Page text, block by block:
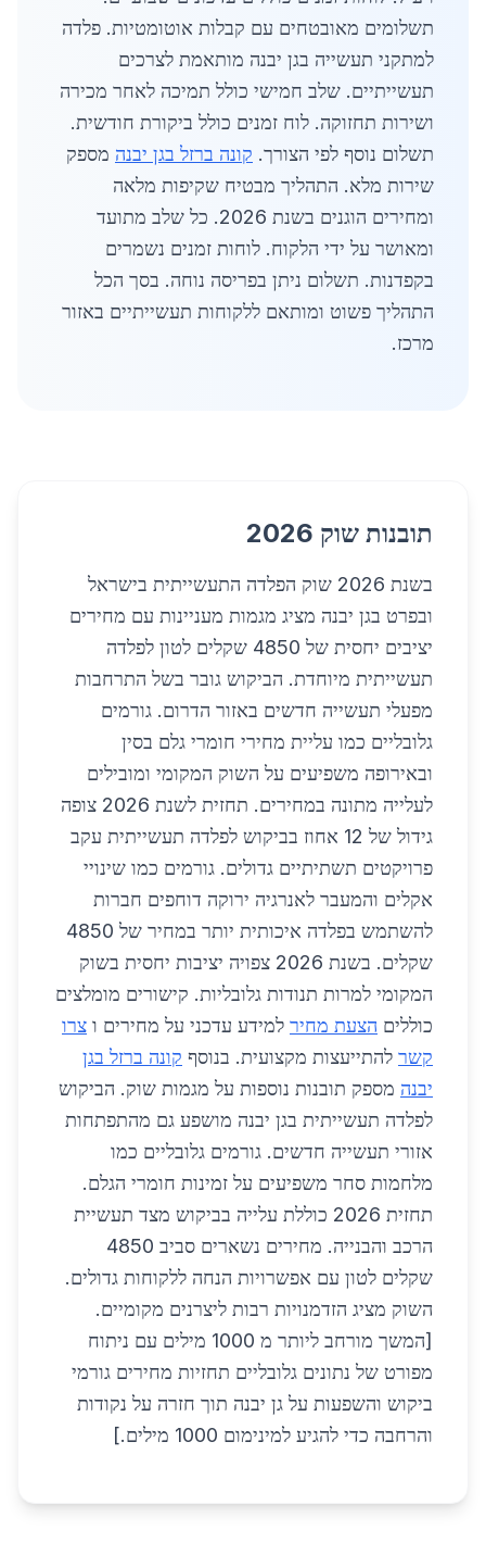
תשלומים מאובטחים עם קבלות אוטומטיות. פלדה
למתקני תעשייה בגן יבנה מותאמת לצרכים
תעשייתיים. שלב חמישי כולל תמיכה לאחר מכירה
ושירות תחזוקה. לוח זמנים כולל ביקורת חודשית.
תשלום נוסף לפי הצורך. קונה ברזל בגן יבנה מספק
שירות מלא. התהליך מבטיח שקיפות מלאה
ומחירים הוגנים בשנת 2026. כל שלב מתועד
ומאושר על ידי הלקוח. לוחות זמנים נשמרים
בקפדנות. תשלום ניתן בפריסה נוחה. בסך הכל
התהליך פשוט ומותאם ללקוחות תעשייתיים באזור
מרכז.
תובנות שוק 2026
בשנת 2026 שוק הפלדה התעשייתית בישראל
ובפרט בגן יבנה מציג מגמות מעניינות עם מחירים
יציבים יחסית של 4850 שקלים לטון לפלדה
תעשייתית מיוחדת. הביקוש גובר בשל התרחבות
מפעלי תעשייה חדשים באזור הדרום. גורמים
גלובליים כמו עליית מחירי חומרי גלם בסין
ובאירופה משפיעים על השוק המקומי ומובילים
לעלייה מתונה במחירים. תחזית לשנת 2026 צופה
גידול של 12 אחוז בביקוש לפלדה תעשייתית עקב
פרויקטים תשתיתיים גדולים. גורמים כמו שינויי
אקלים והמעבר לאנרגיה ירוקה דוחפים חברות
להשתמש בפלדה איכותית יותר במחיר של 4850
שקלים. בשנת 2026 צפויה יציבות יחסית בשוק
המקומי למרות תנודות גלובליות. קישורים מומלצים
כוללים הצעת מחיר למידע עדכני על מחירים ו צרו
קשר להתייעצות מקצועית. בנוסף קונה ברזל בגן
יבנה מספק תובנות נוספות על מגמות שוק. הביקוש
לפלדה תעשייתית בגן יבנה מושפע גם מהתפתחות
אזורי תעשייה חדשים. גורמים גלובליים כמו
מלחמות סחר משפיעים על זמינות חומרי הגלם.
תחזית 2026 כוללת עלייה בביקוש מצד תעשיית
הרכב והבנייה. מחירים נשארים סביב 4850
שקלים לטון עם אפשרויות הנחה ללקוחות גדולים.
השוק מציג הזדמנויות רבות ליצרנים מקומיים.
[המשך מורחב ליותר מ 1000 מילים עם ניתוח
מפורט של נתונים גלובליים תחזיות מחירים גורמי
ביקוש והשפעות על גן יבנה תוך חזרה על נקודות
והרחבה כדי להגיע למינימום 1000 מילים.]